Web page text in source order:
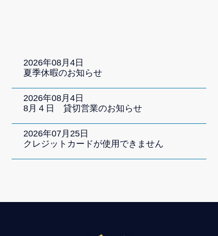
2026年08月 4 日
夏季休暇のお知らせ
2026年08月 4 日
8月４日 貸切営業のお知らせ
2026年07月 25 日
クレジットカードが使用できません